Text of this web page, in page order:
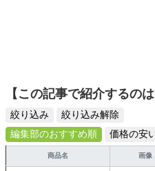
【この記事で紹介するのは
絞り込み
絞り込み解除
編集部のおすすめ順
価格の安
商品名 画像